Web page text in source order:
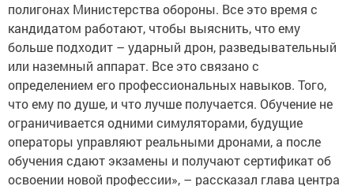
полигонах Министерства обороны. Все это время с
кандидатом работают, чтобы выяснить, что ему
больше подходит – ударный дрон, разведывательный
или наземный аппарат. Все это связано с
определением его профессиональных навыков. Того,
что ему по душе, и что лучше получается. Обучение не
ограничивается одними симуляторами, будущие
операторы управляют реальными дронами, а после
обучения сдают экзамены и получают сертификат об
освоении новой профессии», – рассказал глава центра